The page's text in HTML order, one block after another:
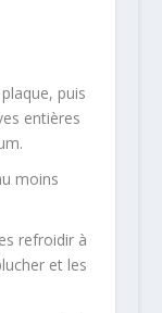
puis
entières
moins
refroidir à
et les